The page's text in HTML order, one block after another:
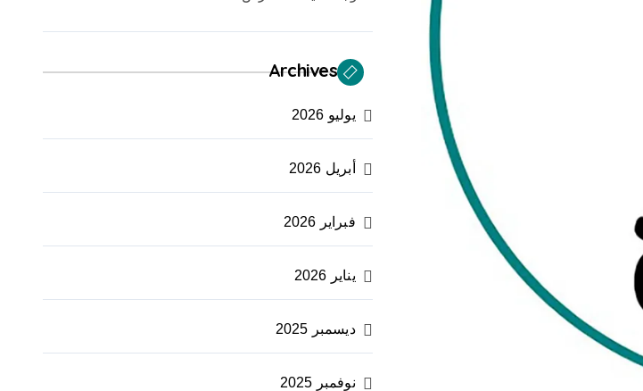
Archives
يوليو 2026
أبريل 2026
فبراير 2026
يناير 2026
ديسمبر 2025
نوفمبر 2025